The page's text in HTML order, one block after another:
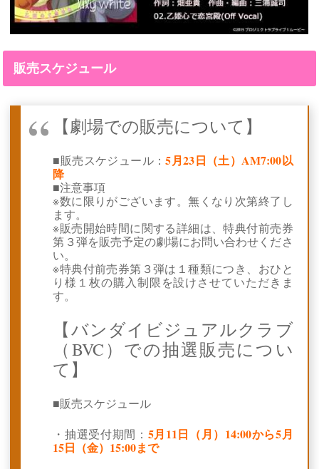
販売スケジュール
【劇場での販売について】
■販売スケジュール：5月23日（土）AM7:00以
降
■注意事項
※数に限りがございます。無くなり次第終了し
ます。
※販売開始時間に関する詳細は、特典付前売券
第３弾を販売予定の劇場にお問い合わせくださ
い。
※特典付前売券第３弾は１種類につき、おひと
り様１枚の購入制限を設けさせていただきま
す。
【バンダイビジュアルクラブ
（BVC）での抽選販売につい
て】
■販売スケジュール
・抽選受付期間： 5月11日（月）14:00から5月
15日（金）15:00まで